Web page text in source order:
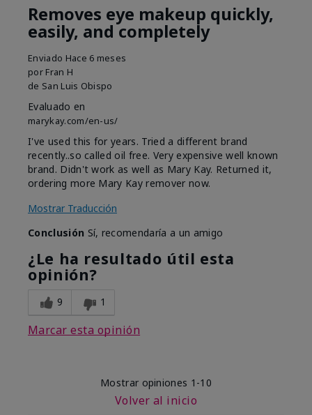
Removes eye makeup quickly,
easily, and completely
Enviado Hace 6 meses
por Fran H
de San Luis Obispo
Evaluado en
marykay.com/en-us/
I've used this for years. Tried a different brand
recently..so called oil free. Very expensive well known
brand. Didn't work as well as Mary Kay. Returned it,
ordering more Mary Kay remover now.
Mostrar Traducción
Conclusión Sí, recomendaría a un amigo
¿Le ha resultado útil esta
opinión?
9 1
Marcar esta opinión
Mostrar opiniones 1-10
Volver al inicio